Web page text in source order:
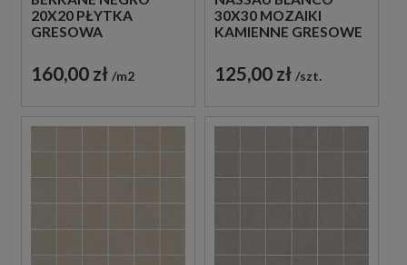
20X20 PŁYTKA
GRESOWA
160,00 zł m2
30X30 MOZAIKI
KAMIENNE GRESOWE
125,00 zł szt.